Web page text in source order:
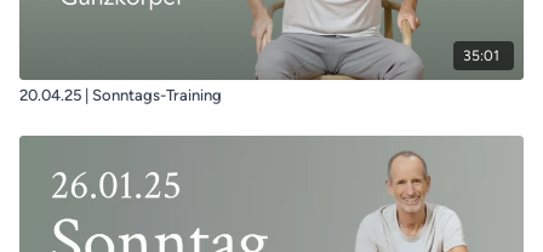
35:01
20.04.25 | Sonntags-Training